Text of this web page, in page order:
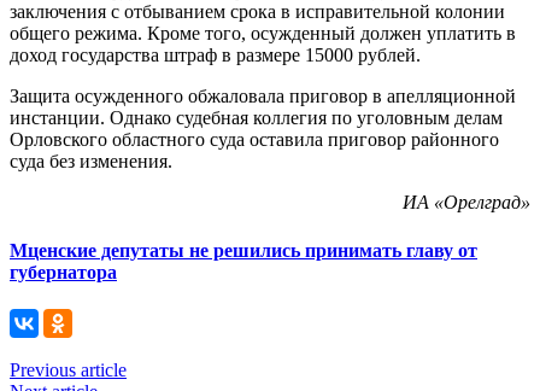
заключения с отбыванием срока в исправительной колонии
общего режима. Кроме того, осужденный должен уплатить в
доход государства штраф в размере 15000 рублей.
Защита осужденного обжаловала приговор в апелляционной
инстанции. Однако судебная коллегия по уголовным делам
Орловского областного суда оставила приговор районного
суда без изменения.
ИА «Орелград»
Мценские депутаты не решились принимать главу от
губернатора
Previous article